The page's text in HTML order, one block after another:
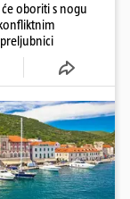
oboriti s nogu